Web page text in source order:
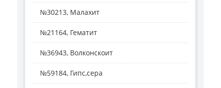
№30213, Малахит
№21164, Гематит
№36943, Волконскоит
№59184, Гипс,сера